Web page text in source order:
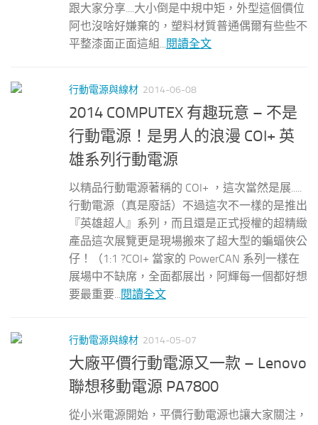
跟大家分享....大小倒是中規中矩，外型這個價位
阿也沒啥好嫌棄的，塑料材質普通偶爾有些些不
平整漆面正面這組...
閱讀全文
行動電源與線材 2014-06-08
2014 COMPUTEX 有趣玩意 – 不是
行動電源！是男人的浪漫 COI+ 英
雄系列行動電源
以精品行動電源著稱的 COI+ ，這次當然是展.....
行動電源（真是廢話）不過這次不一樣的是推出
『英雄超人』系列，而且還是正式授權的超精緻
產品這次展覽更是現場搬來了超大型的蝙蝠俠公
仔！（1:1 ?COI+ 當家的 PowerCAN 系列一樣在
展場中不缺席，全面都展出，阿輝每一個都好想
要最重要...閱讀全文
行動電源與線材 2014-05-07
大廠平價行動電源又一款 – Lenovo
聯想移動電源 PA7800
從小米電源開始，平價行動電源也讓大家關注，